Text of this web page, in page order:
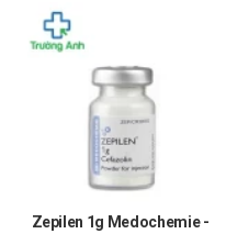
Viêm phế quản và
chia làm nhiều liều
Viêm tai giữa: liều
nhiều liều bằng nhau,
Trường hợp nhiễm
Streptococcus sp. thì
Zepilen 1g Medochemie -